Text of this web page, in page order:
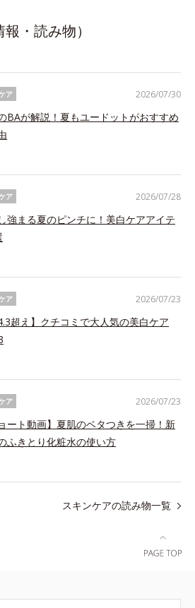
・読み物）
ア
BAが解説！夏もユードットがおすすめ
2026/07/30
ア
強まる夏のピンチに！美白ケアアイテ
2026/07/28
ア
超え】クチコミで大人気の美白ケア
2026/07/23
ア
ート動画】夏肌のベタつきを一掃！新
ふきとり化粧水の使い方
2026/07/23
スキンケアの読み物一覧